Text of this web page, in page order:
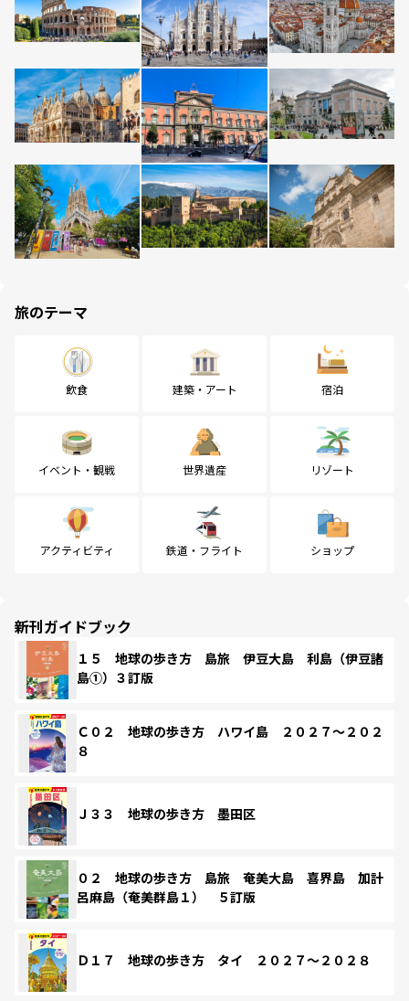
旅のテーマ
飲食 建築・アート 宿泊
イベント・観戦 世界遺産 リゾート
アクティビティ 鉄道・フライト ショップ
新刊ガイドブック
１５ 地球の歩き方 島旅 伊豆大島 利島（伊豆諸
島①）３訂版
Ｃ０２ 地球の歩き方 ハワイ島 ２０２７～２０２
８
Ｊ３３ 地球の歩き方 墨田区
０２ 地球の歩き方 島旅 奄美大島 喜界島 加計
呂麻島（奄美群島１） ５訂版
Ｄ１７ 地球の歩き方 タイ ２０２７～２０２８